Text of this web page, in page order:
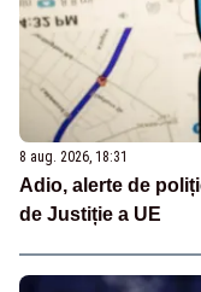
8 aug. 2026, 18:31
Adio, alerte de
de Justiție a UE